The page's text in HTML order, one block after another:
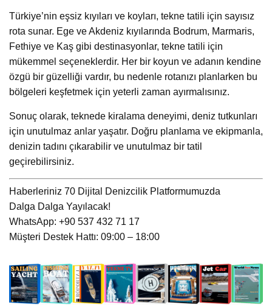
Türkiye’nin eşsiz kıyıları ve koyları, tekne tatili için sayısız
rota sunar. Ege ve Akdeniz kıyılarında Bodrum, Marmaris,
Fethiye ve Kaş gibi destinasyonlar, tekne tatili için
mükemmel seçeneklerdir. Her bir koyun ve adanın kendine
özgü bir güzelliği vardır, bu nedenle rotanızı planlarken bu
bölgeleri keşfetmek için yeterli zaman ayırmalısınız.
Sonuç olarak, teknede kiralama deneyimi, deniz tutkunları
için unutulmaz anlar yaşatır. Doğru planlama ve ekipmanla,
denizin tadını çıkarabilir ve unutulmaz bir tatil
geçirebilirsiniz.
Haberleriniz 70 Dijital Denizcilik Platformumuzda
Dalga Dalga Yayılacak!
WhatsApp: +90 537 432 71 17
Müşteri Destek Hattı: 09:00 – 18:00